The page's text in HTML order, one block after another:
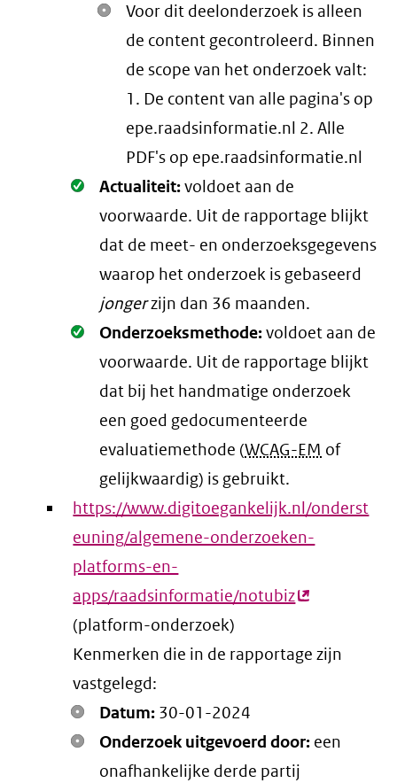
Voor dit deelonderzoek is alleen
de content gecontroleerd. Binnen
de scope van het onderzoek valt:
1. De content van alle pagina's op
epe.raadsinformatie.nl 2. Alle
PDF's op epe.raadsinformatie.nl
Oké.
Actualiteit:voldoet aan de
voorwaarde. Uit de rapportage blijkt
dat de meet- en onderzoeksgegevens
waarop het onderzoek is gebaseerd
jongerzijn dan 36 maanden.
Oké.
Onderzoeksmethode:voldoet aan de
voorwaarde. Uit de rapportage blijkt
dat bij het handmatige onderzoek
een goed gedocumenteerde
evaluatiemethode (WCAG-EM of
gelijkwaardig) is gebruikt.
https://www.digitoegankelijk.nl/onderst
euning/algemene-onderzoeken-
platforms-en-
apps/raadsinformatie/notubiz(externe
(platform-onderzoek)
Kenmerken die in de rapportage zijn
vastgelegd:
Datum: 30-01-2024
Onderzoek uitgevoerd door: een
onafhankelijke derde partij